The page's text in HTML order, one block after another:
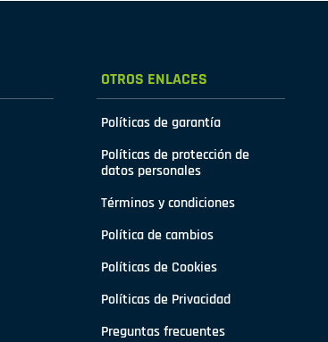
OTROS ENLACES
Políticas de garantía
Políticas de protección de
datos personales
Términos y condiciones
Política de cambios
Políticas de Cookies
Políticas de Privacidad
Preguntas frecuentes